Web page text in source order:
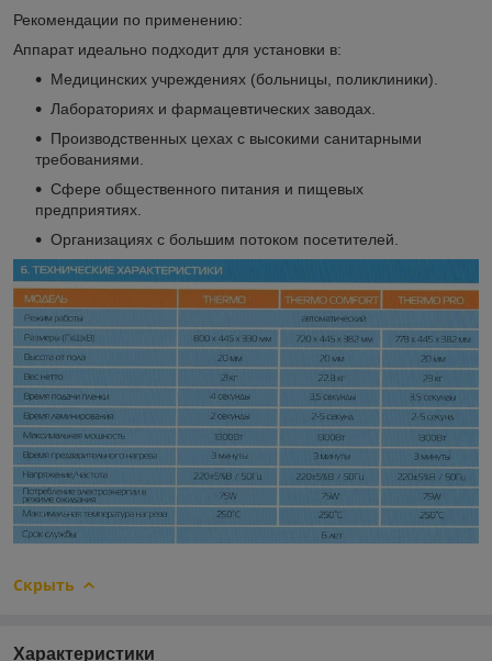
Рекомендации по применению:
Аппарат идеально подходит для установки в:
Медицинских учреждениях (больницы, поликлиники).
Лабораториях и фармацевтических заводах.
Производственных цехах с высокими санитарными
требованиями.
Сфере общественного питания и пищевых
предприятиях.
Организациях с большим потоком посетителей.
Скрыть
Характеристики